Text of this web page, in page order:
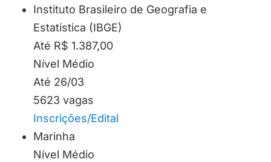
Instituto Brasileiro de Geografia e
Estatística (IBGE)
Até R$ 1.387,00
Nível Médio
Até 26/03
5623 vagas
Inscrições/Edital
Marinha
Nível Médio